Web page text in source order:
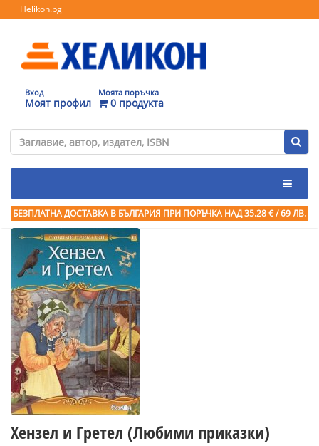
Helikon.bg
Вход
Моят профил
Моята поръчка
0 продукта
БЕЗПЛАТНА ДОСТАВКА В БЪЛГАРИЯ ПРИ ПОРЪЧКА НАД 35.28 € / 69 ЛВ.
Хензел и Гретел (Любими приказки)